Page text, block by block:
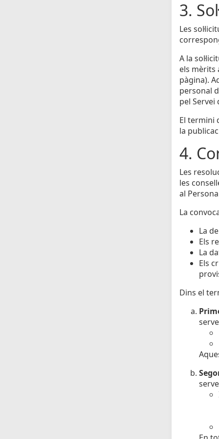
3.
Les
A la
els mèrits
pàgina).
personal
pel Servei
El termini
la
4.
Les
les
al
La
La
Els
La
Els
Dins el